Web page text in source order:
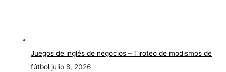
Juegos de inglés de negocios – Tiroteo de modismos de
fútbol julio 8, 2026